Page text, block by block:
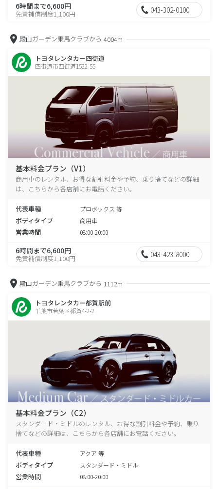
6時間まで6,600円
免責補償制度1,100円 043-302-0100
殿山ガーデン乗馬クラブから 4004m
トヨタレンタカー四街道
四街道市四街道1522-55
基本料金プラン（V1）
商用車のレンタル、お得な割引料金や予約、乗り捨てなどの詳細
は、こちらから各店舗にお電話ください。
代表車種 プロボックス 等
ボディタイプ 商用車
営業時間 08:00-20:00
6時間まで6,600円
免責補償制度1,100円 043-423-8000
殿山ガーデン乗馬クラブから 1112m
トヨタレンタカー都賀駅前
千葉市若葉区都賀4-2-2
基本料金プラン（C2）
スタンダード・ミドルのレンタル、お得な割引料金や予約、乗り
捨てなどの詳細は、こちらから各店舗にお電話ください。
代表車種 アクア 等
ボディタイプ スタンダード・ミドル
営業時間 08:00-20:00